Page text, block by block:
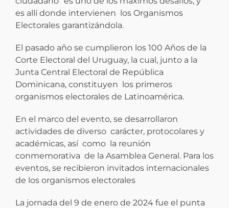
es allí donde intervienen los Organismos
Electorales garantizándola.
El pasado año se cumplieron los 100 Años de la
Corte Electoral del Uruguay, la cual, junto a la
Junta Central Electoral de República
Dominicana, constituyen los primeros
organismos electorales de Latinoamérica.
En el marco del evento, se desarrollaron
actividades de diverso carácter, protocolares y
académicas, así como la reunión
conmemorativa de la Asamblea General. Para los
eventos, se recibieron invitados internacionales
de los organismos electorales
La jornada del 9 de enero de 2024 fue el punta